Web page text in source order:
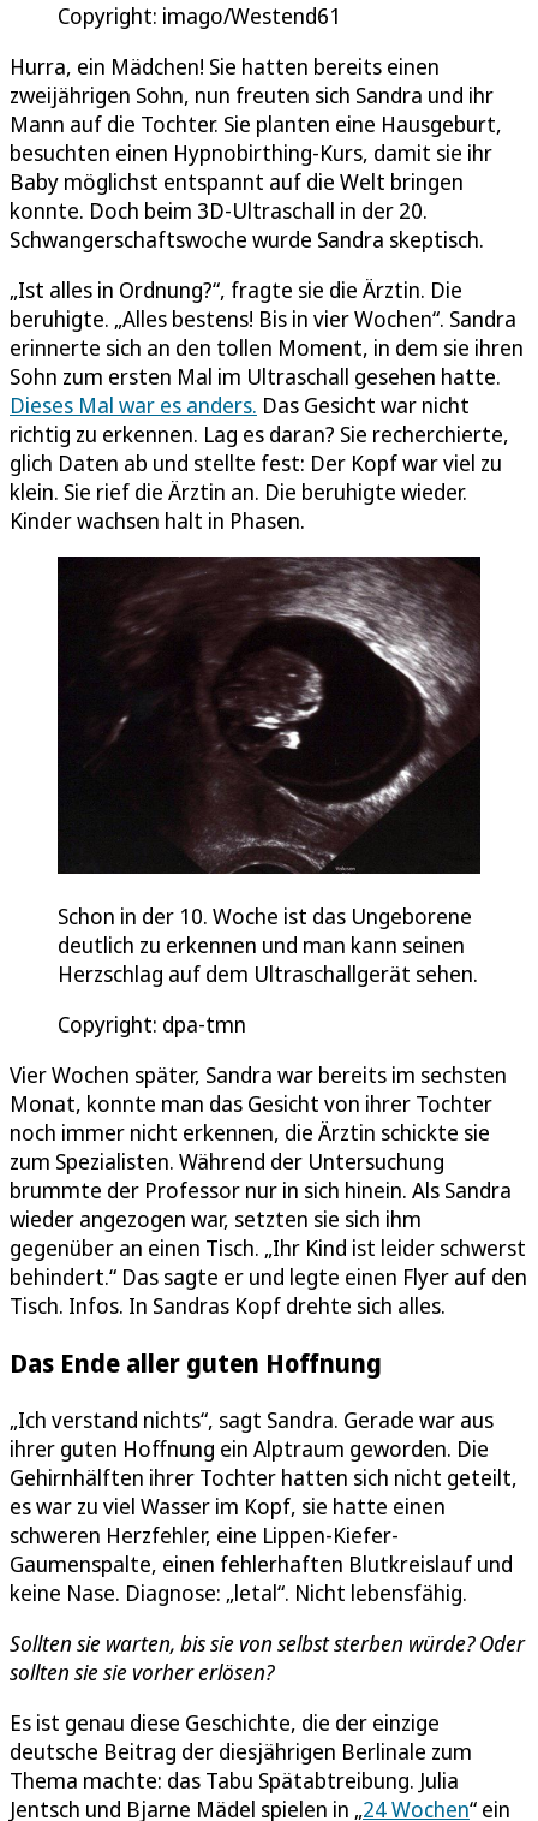
Copyright: imago/Westend61
Hurra, ein Mädchen! Sie hatten bereits einen
zweijährigen Sohn, nun freuten sich Sandra und ihr
Mann auf die Tochter. Sie planten eine Hausgeburt,
besuchten einen Hypnobirthing-Kurs, damit sie ihr
Baby möglichst entspannt auf die Welt bringen
konnte. Doch beim 3D-Ultraschall in der 20.
Schwangerschaftswoche wurde Sandra skeptisch.
„Ist alles in Ordnung?“, fragte sie die Ärztin. Die
beruhigte. „Alles bestens! Bis in vier Wochen“. Sandra
erinnerte sich an den tollen Moment, in dem sie ihren
Sohn zum ersten Mal im Ultraschall gesehen hatte.
Dieses Mal war es anders. Das Gesicht war nicht
richtig zu erkennen. Lag es daran? Sie recherchierte,
glich Daten ab und stellte fest: Der Kopf war viel zu
klein. Sie rief die Ärztin an. Die beruhigte wieder.
Kinder wachsen halt in Phasen.
Schon in der 10. Woche ist das Ungeborene
deutlich zu erkennen und man kann seinen
Herzschlag auf dem Ultraschallgerät sehen.
Copyright: dpa-tmn
Vier Wochen später, Sandra war bereits im sechsten
Monat, konnte man das Gesicht von ihrer Tochter
noch immer nicht erkennen, die Ärztin schickte sie
zum Spezialisten. Während der Untersuchung
brummte der Professor nur in sich hinein. Als Sandra
wieder angezogen war, setzten sie sich ihm
gegenüber an einen Tisch. „Ihr Kind ist leider schwerst
behindert.“ Das sagte er und legte einen Flyer auf den
Tisch. Infos. In Sandras Kopf drehte sich alles.
Das Ende aller guten Hoffnung
„Ich verstand nichts“, sagt Sandra. Gerade war aus
ihrer guten Hoffnung ein Alptraum geworden. Die
Gehirnhälften ihrer Tochter hatten sich nicht geteilt,
es war zu viel Wasser im Kopf, sie hatte einen
schweren Herzfehler, eine Lippen-Kiefer-
Gaumenspalte, einen fehlerhaften Blutkreislauf und
keine Nase. Diagnose: „letal“. Nicht lebensfähig.
Sollten sie warten, bis sie von selbst sterben würde? Oder
sollten sie sie vorher erlösen?
Es ist genau diese Geschichte, die der einzige
deutsche Beitrag der diesjährigen Berlinale zum
Thema machte: das Tabu Spätabtreibung. Julia
Jentsch und Bjarne Mädel spielen in „24 Wochen“ ein